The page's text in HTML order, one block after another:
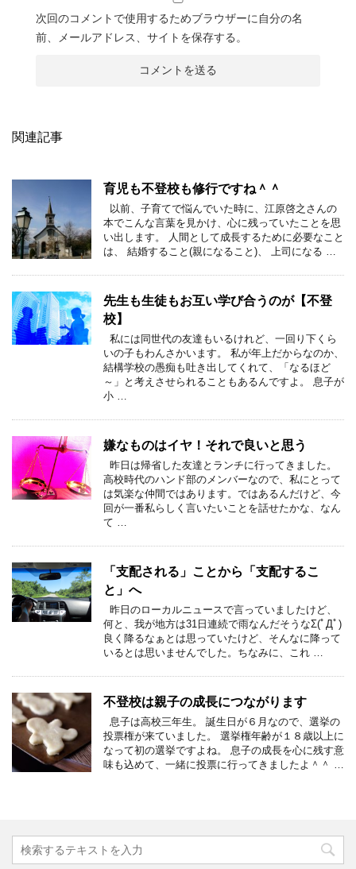
次回のコメントで使用するためブラウザーに自分の名
前、メールアドレス、サイトを保存する。
関連記事
育児も不登校も修行ですね＾＾
以前、子育てで悩んでいた時に、江原啓之さんの
本でこんな言葉を見かけ、心に残っていたことを思
い出します。 人間として成長するために必要なこと
は、 結婚すること(親になること)、 上司になる …
先生も生徒もお互い学び合うのが【不登
校】
私には同世代の友達もいるけれど、一回り下くら
いの子もわんさかいます。 私が年上だからなのか、
結構学校の愚痴も吐き出してくれて、「なるほど
～」と考えさせられることもあるんですよ。 息子が
小 …
嫌なものはイヤ！それで良いと思う
昨日は帰省した友達とランチに行ってきました。
高校時代のハンド部のメンバーなので、私にとって
は気楽な仲間ではあります。ではあるんだけど、今
回が一番私らしく言いたいことを話せたかな、なん
て …
「支配される」ことから「支配するこ
と」へ
昨日のローカルニュースで言っていましたけど、
何と、我が地方は31日連続で雨なんだそうなΣ(ﾟДﾟ)
良く降るなぁとは思っていたけど、そんなに降って
いるとは思いませんでした。ちなみに、これ …
不登校は親子の成長につながります
息子は高校三年生。 誕生日が６月なので、選挙の
投票権が来ていました。 選挙権年齢が１８歳以上に
なって初の選挙ですよね。 息子の成長を心に残す意
味も込めて、一緒に投票に行ってきましたよ＾＾ …